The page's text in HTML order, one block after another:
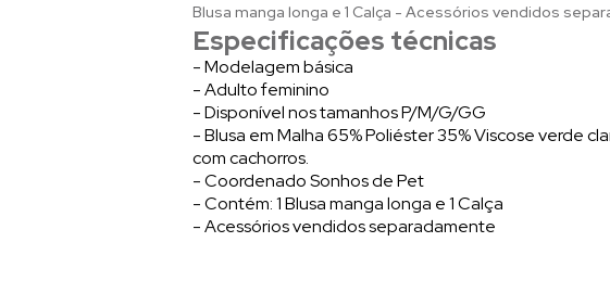
Blusa manga longa e 1 Calça - Acessórios vendidos
Especificações técnicas
- Modelagem básica
- Adulto feminino
- Disponível nos tamanhos P/M/G/GG
- Blusa em Malha 65% Poliéster 35% Viscose verde
com cachorros.
- Coordenado Sonhos de Pet
- Contém: 1 Blusa manga longa e 1 Calça
- Acessórios vendidos separadamente